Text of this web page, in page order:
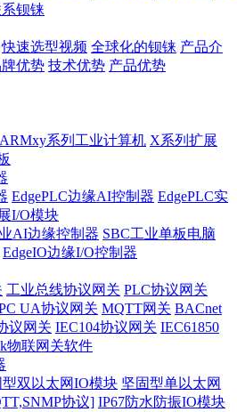
钡铼
快速选型视频 全球化的钡铼 产品介
优势 技术优势 产品优势
ARMxy系列工业计算机 X系列扩展
EdgePLC边缘AI控制器 EdgePLC实
I/O模块
AI边缘控制器 SBC工业单板电脑
EdgeIO边缘I/O控制器
工业总线协议网关 PLC协议网关
UA协议网关 MQTT网关 BACnet
议网关 IEC104协议网关 IEC61850
物联网关软件
型双以太网IO模块 坚固型单以太网
协议] IP67防水防振IO模块